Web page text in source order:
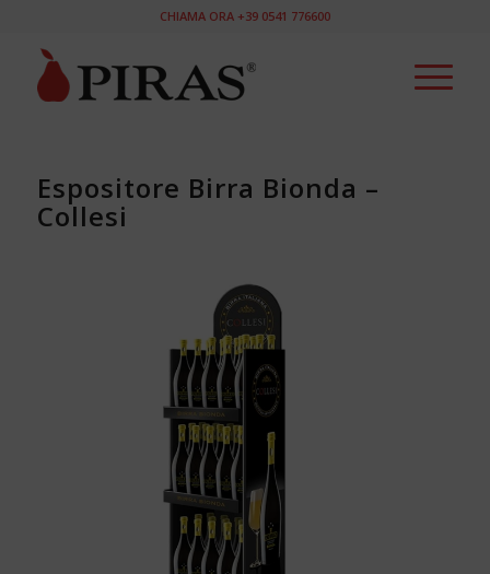
CHIAMA ORA +39 0541 776600
Espositore Birra Bionda –
Collesi